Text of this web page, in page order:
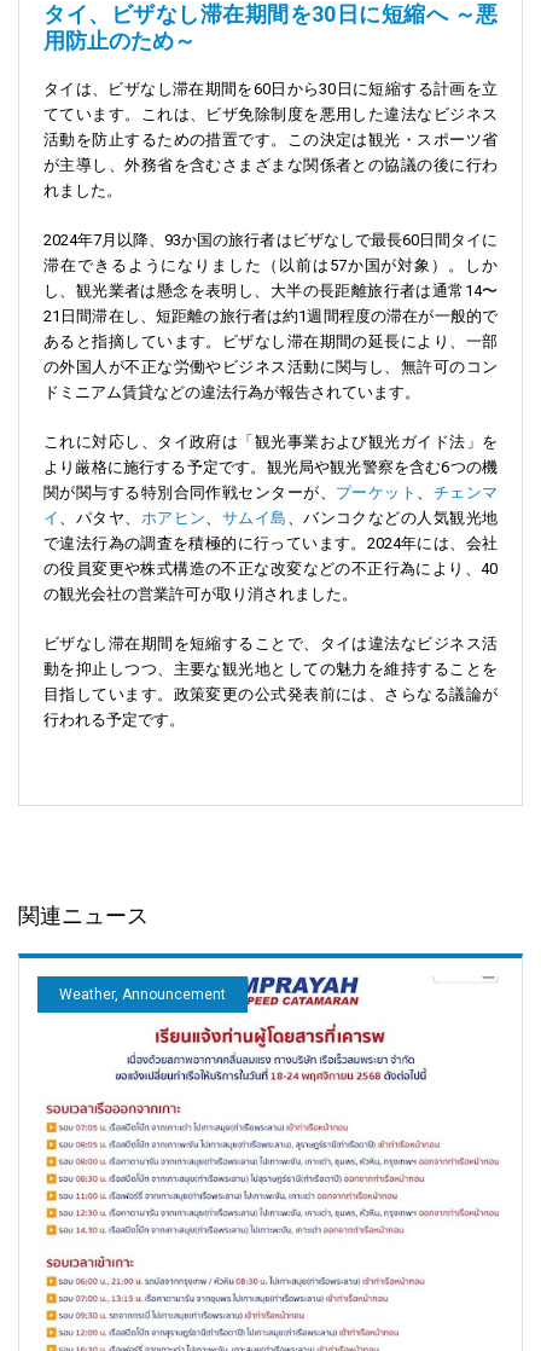
タイ、ビザなし滞在期間を30日に短縮へ ～悪
用防止のため～
タイは、ビザなし滞在期間を60日から30日に短縮する計画を立
てています。これは、ビザ免除制度を悪用した違法なビジネス
活動を防止するための措置です。この決定は観光・スポーツ省
が主導し、外務省を含むさまざまな関係者との協議の後に行わ
れました。
2024年7月以降、93か国の旅行者はビザなしで最長60日間タイに
滞在できるようになりました（以前は57か国が対象）。しか
し、観光業者は懸念を表明し、大半の長距離旅行者は通常14〜
21日間滞在し、短距離の旅行者は約1週間程度の滞在が一般的で
あると指摘しています。ビザなし滞在期間の延長により、一部
の外国人が不正な労働やビジネス活動に関与し、無許可のコン
ドミニアム賃貸などの違法行為が報告されています。
これに対応し、タイ政府は「観光事業および観光ガイド法」を
より厳格に施行する予定です。観光局や観光警察を含む6つの機
関が関与する特別合同作戦センターが、 プーケット 、 チェンマ
イ 、パタヤ、 ホアヒン、 サムイ島 、バンコクなどの人気観光地
で違法行為の調査を積極的に行っています。2024年には、会社
の役員変更や株式構造の不正な改変などの不正行為により、40
の観光会社の営業許可が取り消されました。
ビザなし滞在期間を短縮することで、タイは違法なビジネス活
動を抑止しつつ、主要な観光地としての魅力を維持することを
目指しています。政策変更の公式発表前には、さらなる議論が
行われる予定です。
関連ニュース
Weather, Announcement